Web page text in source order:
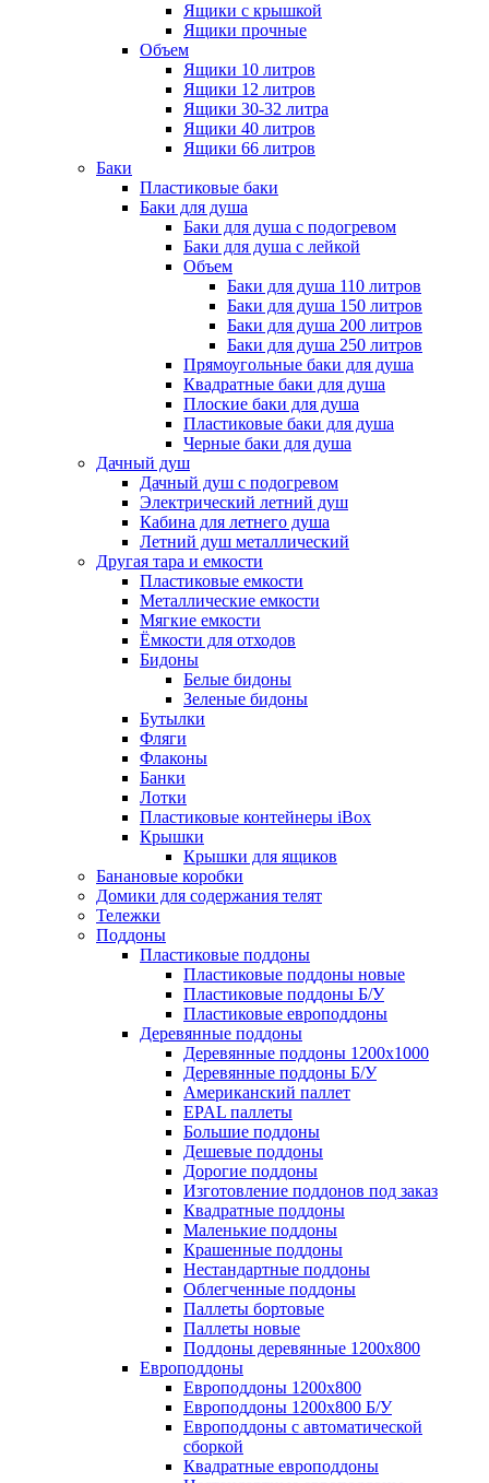
Ящики с крышкой
Ящики прочные
Объем
Ящики 10 литров
Ящики 12 литров
Ящики 30-32 литра
Ящики 40 литров
Ящики 66 литров
Баки
Пластиковые баки
Баки для душа
Баки для душа с подогревом
Баки для душа с лейкой
Объем
Баки для душа 110 литров
Баки для душа 150 литров
Баки для душа 200 литров
Баки для душа 250 литров
Прямоугольные баки для душа
Квадратные баки для душа
Плоские баки для душа
Пластиковые баки для душа
Черные баки для душа
Дачный душ
Дачный душ с подогревом
Электрический летний душ
Кабина для летнего душа
Летний душ металлический
Другая тара и емкости
Пластиковые емкости
Металлические емкости
Мягкие емкости
Ёмкости для отходов
Бидоны
Белые бидоны
Зеленые бидоны
Бутылки
Фляги
Флаконы
Банки
Лотки
Пластиковые контейнеры iBox
Крышки
Крышки для ящиков
Банановые коробки
Домики для содержания телят
Тележки
Поддоны
Пластиковые поддоны
Пластиковые поддоны новые
Пластиковые поддоны Б/У
Пластиковые европоддоны
Деревянные поддоны
Деревянные поддоны 1200х1000
Деревянные поддоны Б/У
Американский паллет
EPAL паллеты
Большие поддоны
Дешевые поддоны
Дорогие поддоны
Изготовление поддонов под заказ
Квадратные поддоны
Маленькие поддоны
Крашенные поддоны
Нестандартные поддоны
Облегченные поддоны
Паллеты бортовые
Паллеты новые
Поддоны деревянные 1200х800
Европоддоны
Европоддоны 1200х800
Европоддоны 1200х800 Б/У
Европоддоны с автоматической
сборкой
Квадратные европоддоны